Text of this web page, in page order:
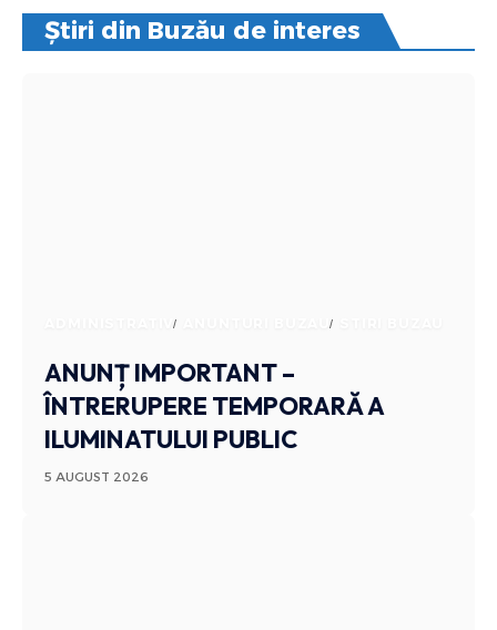
Știri din Buzău de interes
ADMINISTRATIV ANUNTURI BUZAU
ANUNȚ IMPORTANT –
ÎNTRERUPERE TEMPORARĂ A
ILUMINATULUI PUBLIC
5 AUGUST 2026